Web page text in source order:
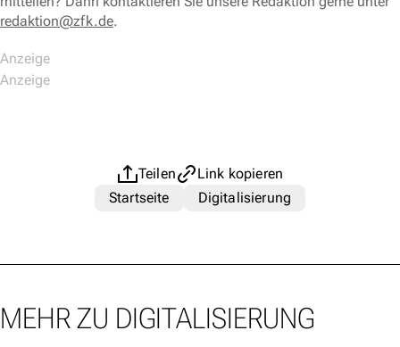
redaktion@zfk.de.
Teilen
Link kopieren
Startseite
Digitalisierung
MEHR ZU DIGITALISIERUNG